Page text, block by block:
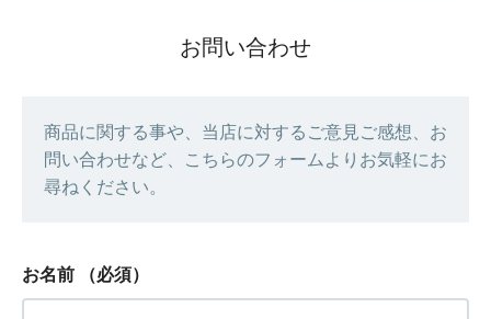
お問い合わせ
商品に関する事や、当店に対するご意見ご感想、お
問い合わせなど、こちらのフォームよりお気軽にお
尋ねください。
お名前 （必須）